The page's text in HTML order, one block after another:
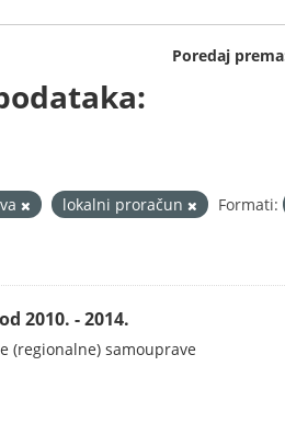
Poredaj prema
lokalni proračun Formati:
2010. - 2014.
(regionalne) samouprave